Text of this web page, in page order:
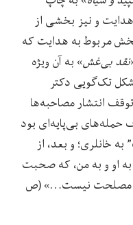
و نیز بخشی از
مربوط به هدایت که
نقد بی‌غش» به آن ویژه
تک‌گویی دکتر
انتشار مصاحبه‌ها
بی‌پایه‌ای بود
خانلری؛ و بعد، از
او و به من، که صحبت
مصلحت نیست…» (ص